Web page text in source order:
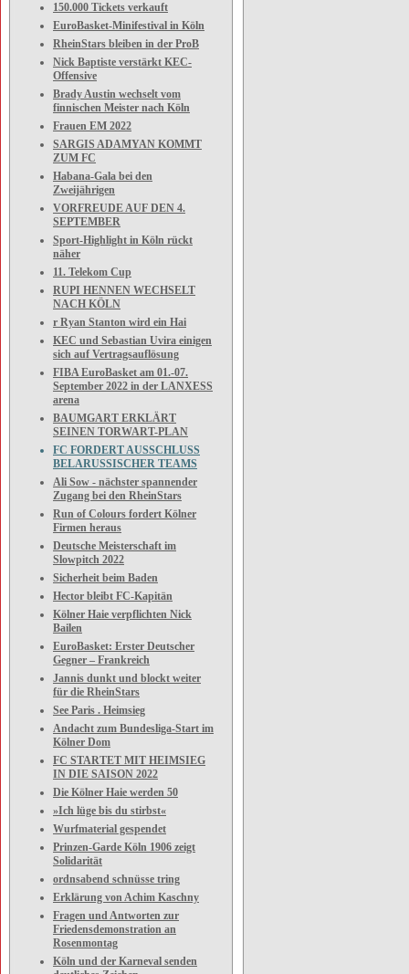
150.000 Tickets verkauft
EuroBasket-Minifestival in Köln
RheinStars bleiben in der ProB
Nick Baptiste verstärkt KEC-
Offensive
Brady Austin wechselt vom
finnischen Meister nach Köln
Frauen EM 2022
SARGIS ADAMYAN KOMMT
ZUM FC
Habana-Gala bei den
Zweijährigen
VORFREUDE AUF DEN 4.
SEPTEMBER
Sport-Highlight in Köln rückt
näher
11. Telekom Cup
RUPI HENNEN WECHSELT
NACH KÖLN
r Ryan Stanton wird ein Hai
KEC und Sebastian Uvira einigen
sich auf Vertragsauflösung
FIBA EuroBasket am 01.-07.
September 2022 in der LANXESS
arena
BAUMGART ERKLÄRT
SEINEN TORWART-PLAN
FC FORDERT AUSSCHLUSS
BELARUSSISCHER TEAMS
Ali Sow - nächster spannender
Zugang bei den RheinStars
Run of Colours fordert Kölner
Firmen heraus
Deutsche Meisterschaft im
Slowpitch 2022
Sicherheit beim Baden
Hector bleibt FC-Kapitän
Kölner Haie verpflichten Nick
Bailen
EuroBasket: Erster Deutscher
Gegner – Frankreich
Jannis dunkt und blockt weiter
für die RheinStars
See Paris . Heimsieg
Andacht zum Bundesliga-Start im
Kölner Dom
FC STARTET MIT HEIMSIEG
IN DIE SAISON 2022
Die Kölner Haie werden 50
»Ich lüge bis du stirbst«
Wurfmaterial gespendet
Prinzen-Garde Köln 1906 zeigt
Solidarität
ordnsabend schnüsse tring
Erklärung von Achim Kaschny
Fragen und Antworten zur
Friedensdemonstration an
Rosenmontag
Köln und der Karneval senden